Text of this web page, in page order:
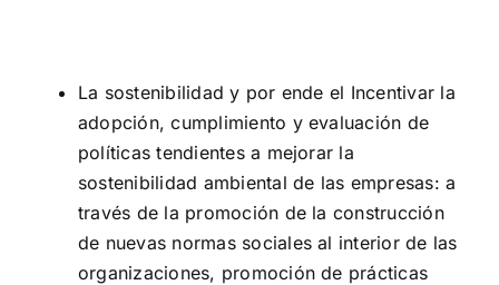
La sostenibilidad y por ende el Incentivar la
adopción, cumplimiento y evaluación de
políticas tendientes a mejorar la
sostenibilidad ambiental de las empresas: a
través de la promoción de la construcción
de nuevas normas sociales al interior de las
organizaciones, promoción de prácticas